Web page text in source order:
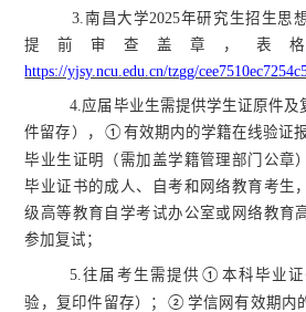
3. 南昌大学2025年研究生招生思
提前审查盖章
，表
https://yjsy.ncu.edu.cn/tzgg/
4.应届毕业生需提供学生证原件及
件留存），
① 有效期内的学籍在线验证报
毕业生证明（需加盖学籍管理部门公章
毕业证书的成人、自考和网络教育考生
级高等教育自学考试办公室或网络教育
参加复试；
5. 往届考生需提供 ① 本科毕业
验，复印件留存）
； ② 学信网有效期内